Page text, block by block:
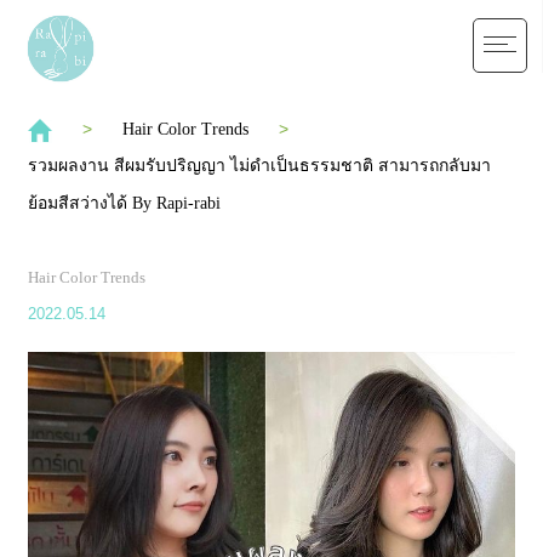
Hair Color Trends
รวมผลงาน สีผมรับปริญญา ไม่ดำเป็นธรรมชาติ สามารถกลับมา
ย้อมสีสว่างได้ By Rapi-rabi
Hair Color Trends
2022.05.14